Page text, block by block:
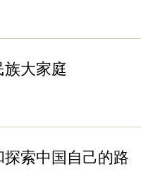
族大家庭
索中国自己的路